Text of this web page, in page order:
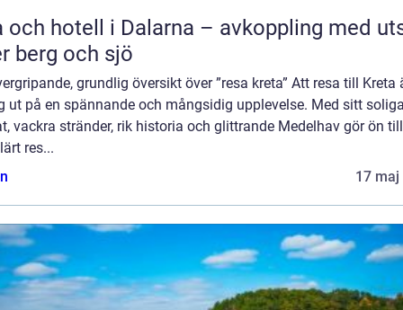
och hotell i Dalarna – avkoppling med
berg och sjö
grundlig översikt över ”resa kreta” Att resa till Kreta
ut på en spännande och mångsidig upplevelse. Med sitt
vackra stränder, rik historia och glittrande Medelhav gör ön
res...
17 maj